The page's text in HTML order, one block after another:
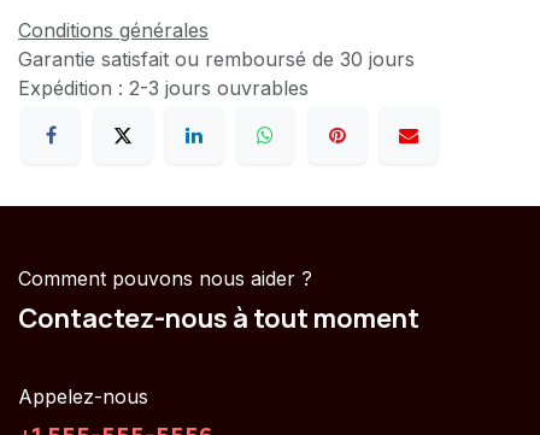
Conditions générales
Garantie satisfait ou remboursé de 30 jours
Expédition : 2-3 jours ouvrables
Comment pouvons nous aider ?
Contactez-nous à tout moment
Appelez-nous